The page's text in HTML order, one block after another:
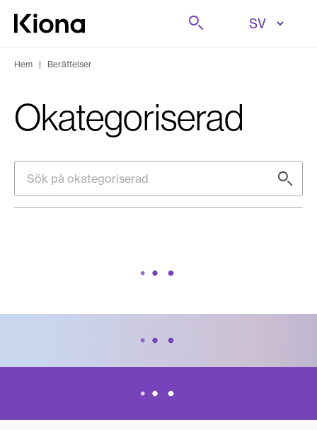
Hoppa till innehåll
Gå till hemsidan
Sök på
Hem | Berättelser
Okategoriserad
Sök på okategoriserad